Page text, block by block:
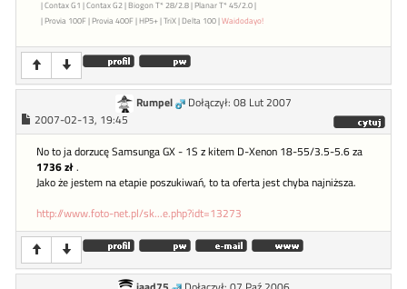
| Contax G1 | Contax G2 | Biogon T* 28/2.8 | Planar T* 45/2.0 |
| Provia 100F | Provia 400F | HP5+ | TriX | Delta 100 |Waidodayo!
Rumpel
Dołączył: 08 Lut 2007
2007-02-13, 19:45
No to ja dorzucę Samsunga GX - 1S z kitem D-Xenon 18-55/3.5-5.6 za
1736 zł.
Jako że jestem na etapie poszukiwań, to ta oferta jest chyba najniższa.
http://www.foto-net.pl/sk...e.php?idt=13273